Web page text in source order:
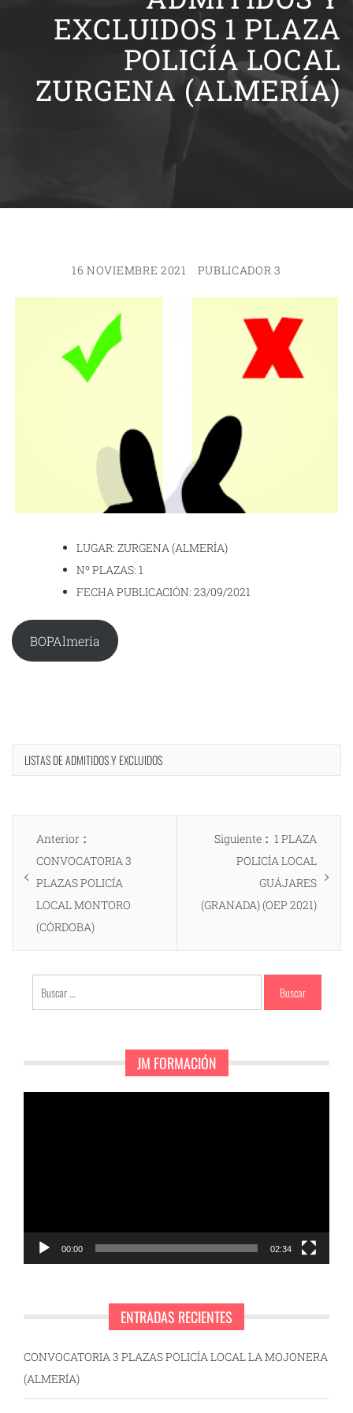
EXCLUIDOS 1 PLAZA
POLICÍA LOCAL
ZURGENA (ALMERÍA)
16 NOVIEMBRE 2021 PUBLICADOR 3
LUGAR: ZURGENA (ALMERÍA)
Nº PLAZAS: 1
FECHA PUBLICACIÓN: 23/09/2021
BOPAlmería
LISTAS DE ADMITIDOS Y EXCLUIDOS
Navegación
entradas
Anterior
anterior:
CONVOCATORIA 3
PLAZAS POLICÍA
LOCAL MONTORO
(CÓRDOBA)
Siguiente
Entrada
siguiente:
1 PLAZA
POLICÍA LOCAL
GUÁJARES
(GRANADA) (OEP 2021)
Buscar:
JM FORMACIÓN
00:00 02:34
ENTRADAS RECIENTES
CONVOCATORIA 3 PLAZAS POLICÍA LOCAL LA MOJONERA
(ALMERÍA)